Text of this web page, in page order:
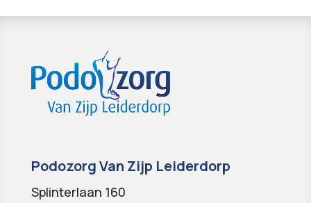
Podozorg Van Zijp Leiderdorp
Splinterlaan 160